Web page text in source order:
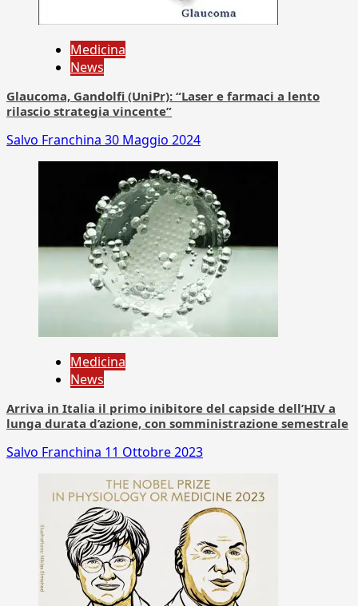
Medicina
News
Glaucoma, Gandolfi (UniPr): “Laser e farmaci a lento
rilascio strategia vincente”
Salvo Franchina 30 Maggio 2024
Medicina
News
Arriva in Italia il primo inibitore del capside dell’HIV a
lunga durata d’azione, con somministrazione semestrale
Salvo Franchina 11 Ottobre 2023